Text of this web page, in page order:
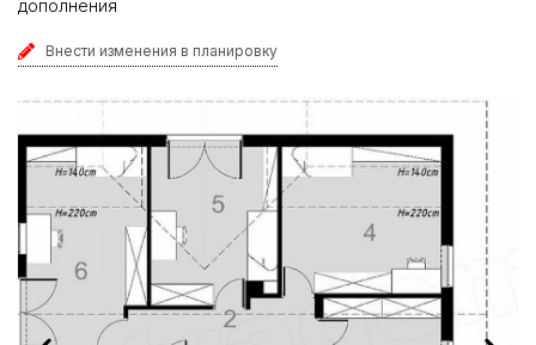
дополнения
Внести изменения в планировку